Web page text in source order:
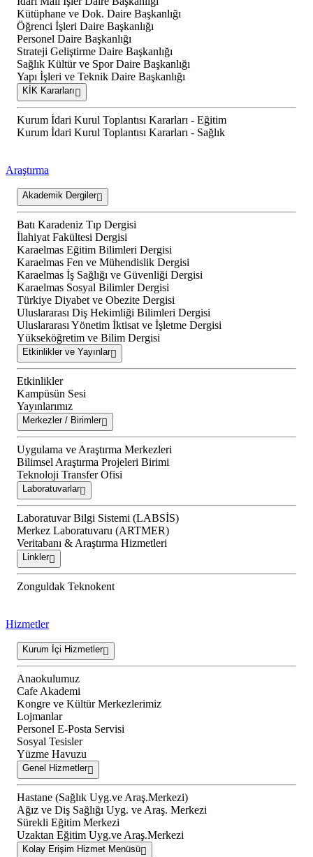
Kütüphane ve Dok. Daire Başkanlığı
Öğrenci İşleri Daire Başkanlığı
Personel Daire Başkanlığı
Strateji Geliştirme Daire Başkanlığı
Sağlık Kültür ve Spor Daire Başkanlığı
Yapı İşleri ve Teknik Daire Başkanlığı
KİK Kararları
Kurum İdari Kurul Toplantısı Kararları - Eğitim
Kurum İdari Kurul Toplantısı Kararları - Sağlık
Araştırma
Akademik Dergiler
Batı Karadeniz Tıp Dergisi
İlahiyat Fakültesi Dergisi
Karaelmas Eğitim Bilimleri Dergisi
Karaelmas Fen ve Mühendislik Dergisi
Karaelmas İş Sağlığı ve Güvenliği Dergisi
Karaelmas Sosyal Bilimler Dergisi
Türkiye Diyabet ve Obezite Dergisi
Uluslararası Diş Hekimliği Bilimleri Dergisi
Uluslararası Yönetim İktisat ve İşletme Dergisi
Yükseköğretim ve Bilim Dergisi
Etkinlikler ve Yayınlar
Etkinlikler
Kampüsün Sesi
Yayınlarımız
Merkezler / Birimler
Uygulama ve Araştırma Merkezleri
Bilimsel Araştırma Projeleri Birimi
Teknoloji Transfer Ofisi
Laboratuvarlar
Laboratuvar Bilgi Sistemi (LABSİS)
Merkez Laboratuvaru (ARTMER)
Veritabanı & Araştırma Hizmetleri
Linkler
Zonguldak Teknokent
Hizmetler
Kurum İçi Hizmetler
Anaokulumuz
Cafe Akademi
Kongre ve Kültür Merkezlerimiz
Lojmanlar
Personel E-Posta Servisi
Sosyal Tesisler
Yüzme Havuzu
Genel Hizmetler
Hastane (Sağlık Uyg.ve Araş.Merkezi)
Ağız ve Diş Sağlığı Uyg. ve Araş. Merkezi
Sürekli Eğitim Merkezi
Uzaktan Eğitim Uyg.ve Araş.Merkezi
Kolay Erişim Hizmet Menüsü